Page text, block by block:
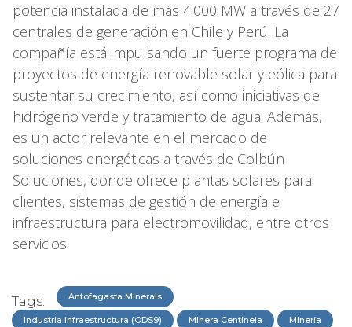
potencia instalada de más 4.000 MW a través de 27
centrales de generación en Chile y Perú. La
compañía está impulsando un fuerte programa de
proyectos de energía renovable solar y eólica para
sustentar su crecimiento, así como iniciativas de
hidrógeno verde y tratamiento de agua. Además,
es un actor relevante en el mercado de
soluciones energéticas a través de Colbún
Soluciones, donde ofrece plantas solares para
clientes, sistemas de gestión de energía e
infraestructura para electromovilidad, entre otros
servicios.
Tags: Antofagasta Minerals
Industria Infraestructura (ODS9) Minera Centinela Minería